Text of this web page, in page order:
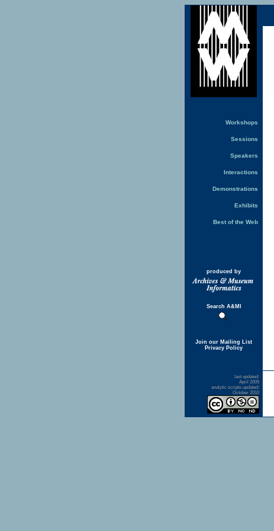
Workshops
Sessions
Speakers
Interactions
Demonstrations
Exhibits
Best of the Web
produced by
Search A&MI
Join our Mailing List
Privacy Policy
last updated:
April 2005
analytic scripts updated:
October 2010